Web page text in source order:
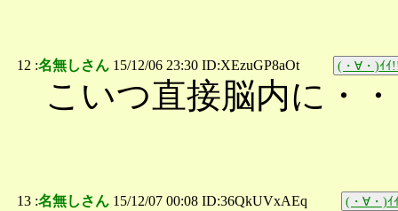
12 :名無しさん 15/12/06 23:30 ID:XEzuGP8aOt (・∀・)ｲｲ
こいつ直接脳内に・
13 :名無しさん 15/12/07 00:08 ID:36QkUVxAEq (・∀・)ｲ